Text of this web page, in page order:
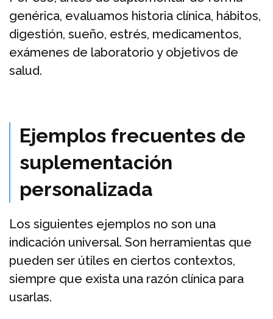
genérica, evaluamos historia clínica, hábitos,
digestión, sueño, estrés, medicamentos,
exámenes de laboratorio y objetivos de
salud.
Ejemplos frecuentes de
suplementación
personalizada
Los siguientes ejemplos no son una
indicación universal. Son herramientas que
pueden ser útiles en ciertos contextos,
siempre que exista una razón clínica para
usarlas.